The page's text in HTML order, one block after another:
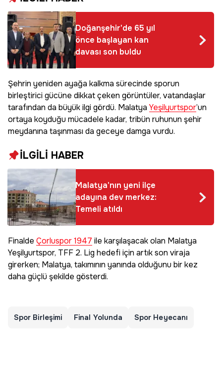
Doğanşehir'de 65 yıl
önce başlayan kan
davası son buldu
Şehrin yeniden ayağa kalkma sürecinde sporun
birleştirici gücüne dikkat çeken görüntüler, vatandaşlar
tarafından da büyük ilgi gördü. Malatya Yeşilyurtspor’un
ortaya koyduğu mücadele kadar, tribün ruhunun şehir
meydanına taşınması da geceye damga vurdu.
İLGİLİ HABER
Malatya'nın yeni ilçe
adayına dev merkez:
Temeli atıldı
Finalde Çorluspor 1947 ile karşılaşacak olan Malatya
Yeşilyurtspor, TFF 2. Lig hedefi için artık son viraja
girerken; Malatya, takımının yanında olduğunu bir kez
daha güçlü şekilde gösterdi.
Spor Birleşimi Final Yolunda Spor Heyecanı